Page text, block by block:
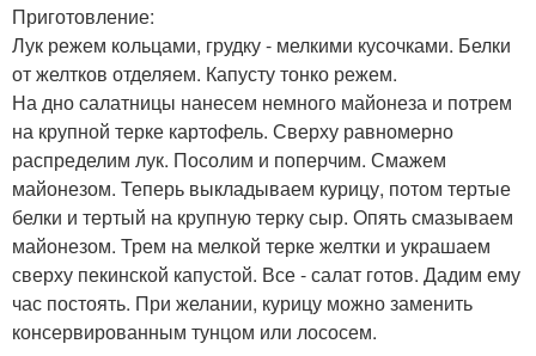
Приготовление:
Лук режем кольцами, грудку - мелкими кусочками. Белки
от желтков отделяем. Капусту тонко режем.
На дно салатницы нанесем немного майонеза и потрем
на крупной терке картофель. Сверху равномерно
распределим лук. Посолим и поперчим. Смажем
майонезом. Теперь выкладываем курицу, потом тертые
белки и тертый на крупную терку сыр. Опять смазываем
майонезом. Трем на мелкой терке желтки и украшаем
сверху пекинской капустой. Все - салат готов. Дадим ему
час постоять. При желании, курицу можно заменить
консервированным тунцом или лососем.